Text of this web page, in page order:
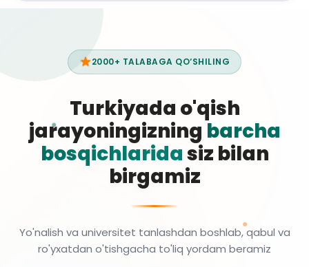
2000+ TALABAGA QO‘SHILING
Turkiyada o'qish
jarayoningizning barcha
bosqichlaridasiz bilan
birgamiz
Yo'nalish va universitet tanlashdan boshlab, qabul va
ro'yxatdan o'tishgacha to'liq yordam beramiz